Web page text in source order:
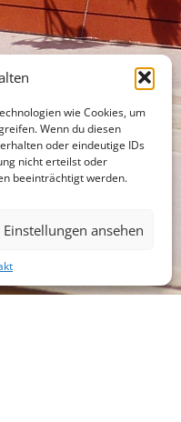
wie Cookies, um
Wenn du diesen
oder eindeutige IDs
nicht erteilst oder
beeinträchtigt werden.
Einstellungen ansehen